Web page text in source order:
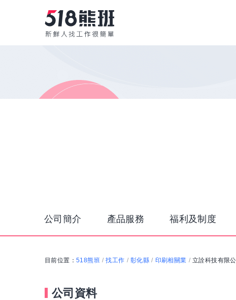
公司簡介 產品服務 福利及制度
目前位置： 518熊班 / 找工作 / 彰化縣 / 印刷相關業 / 立詮科技有限
公司資料